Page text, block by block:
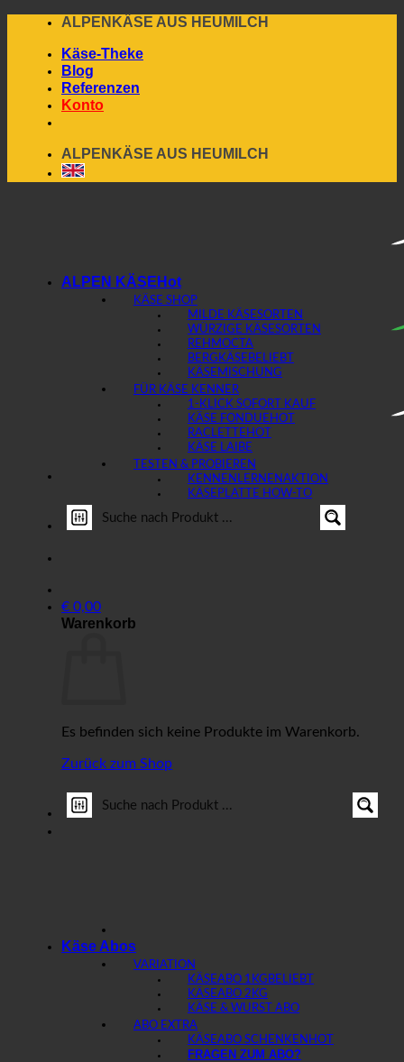
content
ALPENKÄSE AUS HEUMILCH
Käse-Theke
Blog
Referenzen
Konto
ALPENKÄSE AUS HEUMILCH
€ 0,00
Warenkorb
Es befinden sich keine Produkte im Warenkorb.
Zurück zum Shop
ALPEN KÄSE
KÄSE SHOP
MILDE KÄSESORTEN
WÜRZIGE KÄSESORTEN
REHMOCTA
BERGKÄSE
KÄSEMISCHUNG
FÜR KÄSE KENNER
1-KLICK SOFORT KAUF
KÄSE FONDUE
RACLETTE
KÄSE LAIBE
TESTEN & PROBIEREN
KENNENLERNEN
KÄSEPLATTE HOW-TO
Käse Abos
VARIATION
KÄSEABO 1KG
KÄSEABO 2KG
KÄSE & WURST ABO
ABO EXTRA
KÄSEABO SCHENKEN
FRAGEN ZUM ABO?